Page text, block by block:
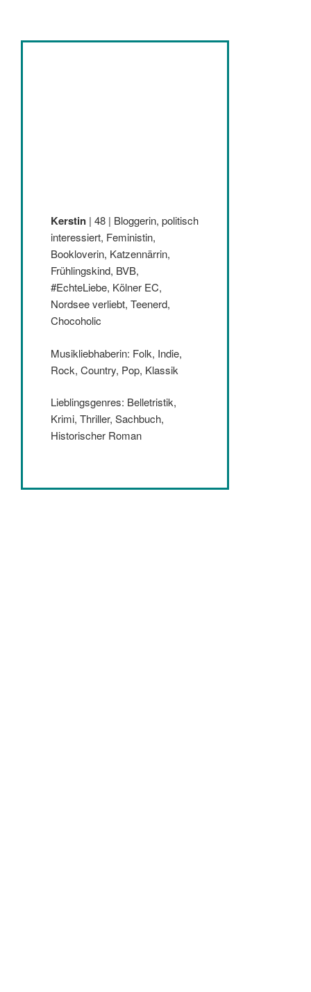
Kerstin | 48 | Bloggerin, politisch
interessiert, Feministin,
Bookloverin, Katzennärrin,
Frühlingskind, BVB,
#EchteLiebe, Kölner EC,
Nordsee verliebt, Teenerd,
Chocoholic
Musikliebhaberin: Folk, Indie,
Rock, Country, Pop, Klassik
Lieblingsgenres: Belletristik,
Krimi, Thriller, Sachbuch,
Historischer Roman